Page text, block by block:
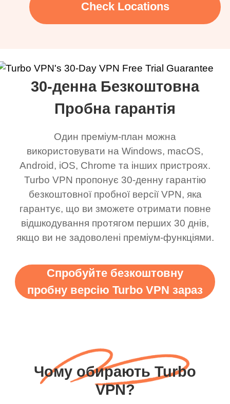
Check Locations
30-денна Безкоштовна
Пробна гарантія
Один преміум-план можна
використовувати на Windows, macOS,
Android, iOS, Chrome та інших пристроях.
Turbo VPN пропонує 30-денну гарантію
безкоштовної пробної версії VPN, яка
гарантує, що ви зможете отримати повне
відшкодування протягом перших 30 днів,
якщо ви не задоволені преміум-функціями.
Спробуйте безкоштовну
пробну версію Turbo VPN зараз
Чому обирають Turbo
VPN?